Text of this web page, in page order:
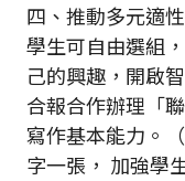
四、推動多元適
學生可自由選組
己的興趣，開啟
合報合作辦理「
寫作基本能力。
字一張， 加強學